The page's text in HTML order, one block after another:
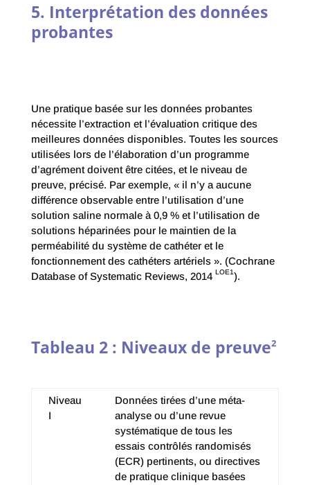
5. Interprétation des données
probantes
Une pratique basée sur les données probantes
nécessite l’extraction et l’évaluation critique des
meilleures données disponibles. Toutes les sources
utilisées lors de l’élaboration d’un programme
d’agrément doivent être citées, et le niveau de
preuve, précisé. Par exemple, « il n’y a aucune
différence observable entre l’utilisation d’une
solution saline normale à 0,9 % et l’utilisation de
solutions héparinées pour le maintien de la
perméabilité du système de cathéter et le
fonctionnement des cathéters artériels ». (Cochrane
Database of Systematic Reviews, 2014 LOE1).
Tableau 2 : Niveaux de preuve2
Niveau
I
Données tirées d’une méta-
analyse ou d’une revue
systématique de tous les
essais contrôlés randomisés
(ECR) pertinents, ou directives
de pratique clinique basées